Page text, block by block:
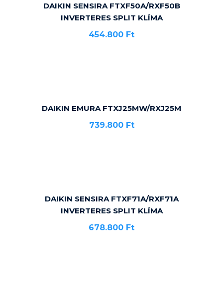
DAIKIN SENSIRA FTXF50A/RXF50B
INVERTERES SPLIT KLÍMA
454.800 Ft
DAIKIN EMURA FTXJ25MW/RXJ25M
739.800 Ft
DAIKIN SENSIRA FTXF71A/RXF71A
INVERTERES SPLIT KLÍMA
678.800 Ft